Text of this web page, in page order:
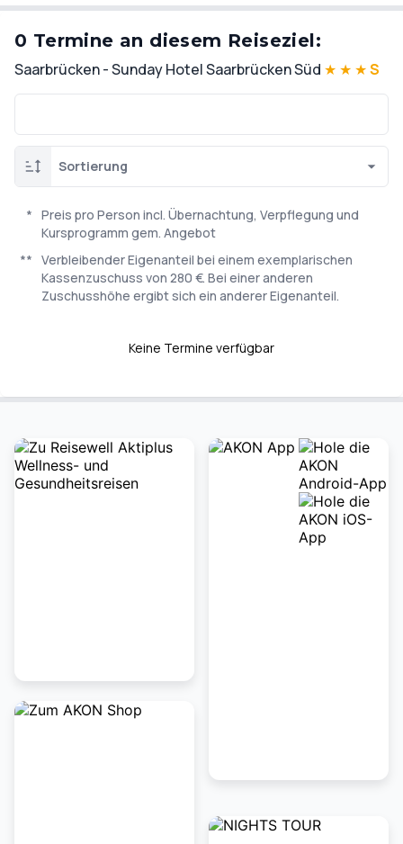
0 Termine an diesem Reiseziel:
Saarbrücken - Sunday Hotel Saarbrücken Süd ★ ★ ★S
Sortierung
* Preis pro Person incl. Übernachtung, Verpflegung und
Kursprogramm gem. Angebot
** Verbleibender Eigenanteil bei einem exemplarischen
Kassenzuschuss von 280 €. Bei einer anderen
Zuschusshöhe ergibt sich ein anderer Eigenanteil.
Keine Termine verfügbar